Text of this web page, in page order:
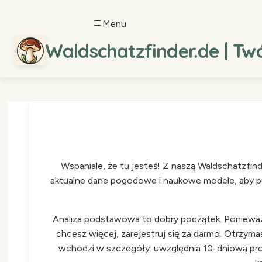
Menu
Waldschatzfinder.de |
Wspaniale, że tu jesteś! Z naszą
aktualne dane pogodowe i naukowe modele, aby
Analiza podstawowa to dobry początek.
chcesz więcej, zarejestruj się za darmo.
wchodzi w szczegóły: uwzględnia 10-dniową